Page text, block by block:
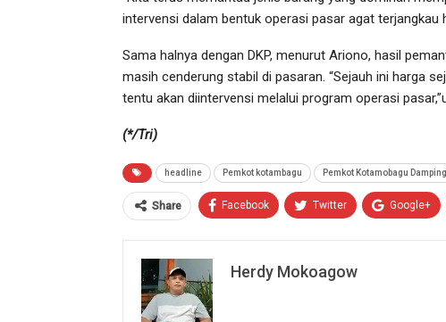
intervensi dalam bentuk operasi pasar agat terjangkau
Sama halnya dengan DKP, menurut Ariono, hasil
masih cenderung stabil di pasaran. “Sejauh ini harga
tentu akan diintervensi melalui program operasi
(*/Tri)
headline Pemkot kotambagu Pemkot Kotamobagu
Share Facebook Twitter Google+
Herdy Mokoagow